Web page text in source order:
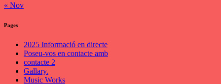
« Nov
Pages
2025 Informació en directe
Poseu-vos en contacte amb
contacte 2
Gallary.
Music Works